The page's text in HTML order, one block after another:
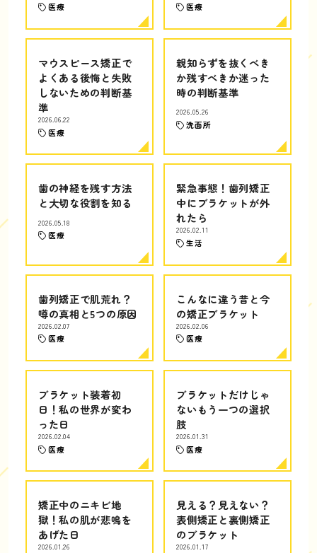
医療 医療
マウスピース矯正で
よくある後悔と失敗
しないための判断基
準
2026.06.22
医療
親知らずを抜くべき
か残すべきか迷った
時の判断基準
2026.05.26
洗面所
歯の神経を残す方法
と大切な役割を知る
2026.05.18
医療
緊急事態！歯列矯正
中にブラケットが外
れたら
2026.02.11
生活
歯列矯正で肌荒れ？
噂の真相と5つの原因
2026.02.07
医療
こんなに違う昔と今
の矯正ブラケット
2026.02.06
医療
ブラケット装着初
日！私の世界が変わ
った日
2026.02.04
医療
ブラケットだけじゃ
ないもう一つの選択
肢
2026.01.31
医療
矯正中のニキビ地
獄！私の肌が悲鳴を
あげた日
2026.01.26
見える？見えない？
表側矯正と裏側矯正
のブラケット
2026.01.17